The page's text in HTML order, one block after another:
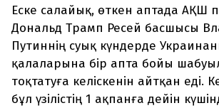
Еске салайық, өткен аптада АҚШ
Дональд Трамп Ресей басшысы
Путиннің суық күндерде
қалаларына бір апта бойы
тоқтатуға келіскенін айтқан еді.
бұл үзілістің 1 ақпанға дейін